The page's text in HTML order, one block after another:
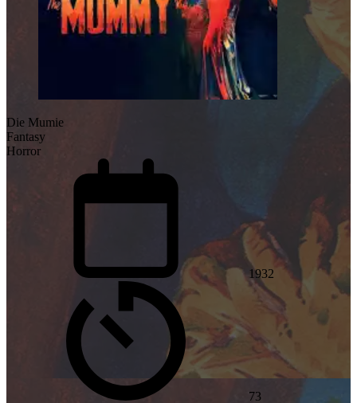
Die Mumie
Fantasy
Horror
1932
73